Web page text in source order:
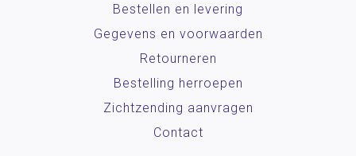
Bestellen en levering
Gegevens en voorwaarden
Retourneren
Bestelling herroepen
Zichtzending aanvragen
Contact